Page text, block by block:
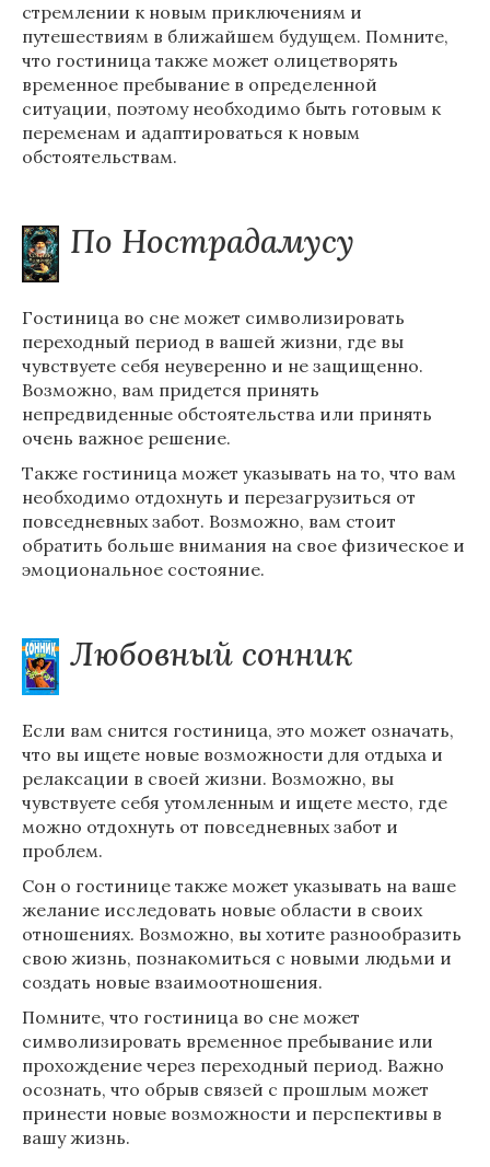
стремлении к новым приключениям и
путешествиям в ближайшем будущем. Помните,
что гостиница также может олицетворять
временное пребывание в определенной
ситуации, поэтому необходимо быть готовым к
переменам и адаптироваться к новым
обстоятельствам.
По Нострадамусу
Гостиница во сне может символизировать
переходный период в вашей жизни, где вы
чувствуете себя неуверенно и не защищенно.
Возможно, вам придется принять
непредвиденные обстоятельства или принять
очень важное решение.
Также гостиница может указывать на то, что вам
необходимо отдохнуть и перезагрузиться от
повседневных забот. Возможно, вам стоит
обратить больше внимания на свое физическое и
эмоциональное состояние.
Любовный сонник
Если вам снится гостиница, это может означать,
что вы ищете новые возможности для отдыха и
релаксации в своей жизни. Возможно, вы
чувствуете себя утомленным и ищете место, где
можно отдохнуть от повседневных забот и
проблем.
Сон о гостинице также может указывать на ваше
желание исследовать новые области в своих
отношениях. Возможно, вы хотите разнообразить
свою жизнь, познакомиться с новыми людьми и
создать новые взаимоотношения.
Помните, что гостиница во сне может
символизировать временное пребывание или
прохождение через переходный период. Важно
осознать, что обрыв связей с прошлым может
принести новые возможности и перспективы в
вашу жизнь.